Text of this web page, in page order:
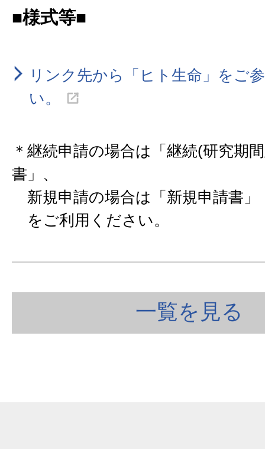
■様式等■
リンク先から「ヒト生命」をご
い。
＊継続申請の場合は「継続(研究期
書」、
新規申請の場合は「新規申請書」
をご利用ください。
一覧を見る